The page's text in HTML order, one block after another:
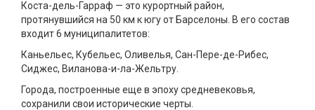
Коста-дель-Гарраф — это курортный район,
протянувшийся на 50 км к югу от Барселоны. В его состав
входит 6 муниципалитетов:
Каньельес, Кубельес, Оливелья, Сан-Пере-де-Рибес,
Сиджес, Виланова-и-ла-Жельтру.
Города, построенные еще в эпоху средневековья,
сохранили свои исторические черты.